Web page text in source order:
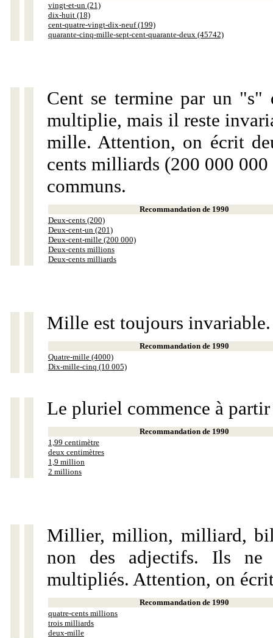
vingt-et-un (21)
dix-huit (18)
cent-quatre-vingt-dix-neuf (199)
quarante-cinq-mille-sept-cent-quarante-deux (45742)
Cent se termine par un "s"
multiplie, mais il reste
mille. Attention, on écrit
cents milliards (200 000
communs.
Recommandation de 1990
Deux-cents (200)
Deux-cent-un (201)
Deux-cent-mille (200 000)
Deux-cents millions
Deux-cents milliards
Mille est toujours invariable.
Recommandation de 1990
Quatre-mille (4000)
Dix-mille-cinq (10 005)
Le pluriel commence à
Recommandation de 1990
1,99 centimètre
deux centimètres
1,9 million
2 millions
Millier, million, milliard,
non des adjectifs. Ils ne
multipliés. Attention, on
Recommandation de 1990
quatre-cents millions
trois milliards
deux-mille